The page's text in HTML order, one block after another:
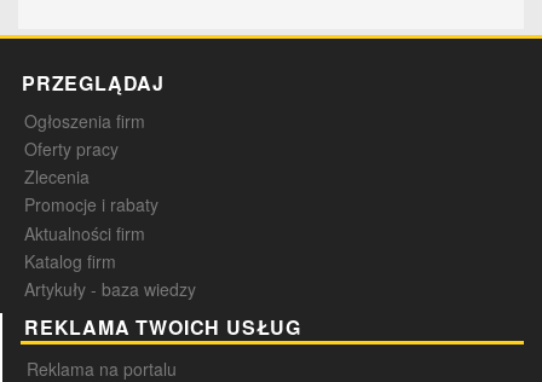
PRZEGLĄDAJ
Ogłoszenia firm
Oferty pracy
Zlecenia
Promocje i rabaty
Aktualności firm
Katalog firm
Artykuły - baza wiedzy
REKLAMA TWOICH USŁUG
Reklama na portalu